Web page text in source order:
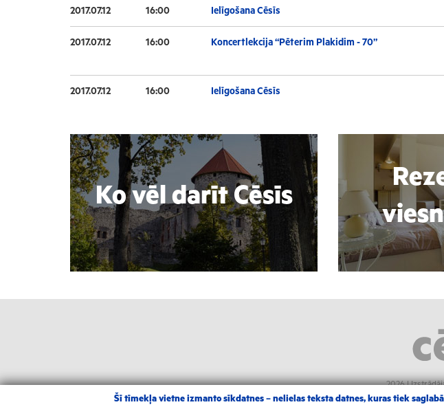
2017.07.12 16:00 Ielīgošana Cēsīs
2017.07.12 16:00 Koncertlekcija “Pēterim Plakidim - 70”
2017.07.12 16:00 Ielīgošana Cēsīs
Ko vēl darīt Cēsīs
2026 |
Šī tīmekļa vietne izmanto sīkdatnes – nelielas teksta datnes, kuras tiek